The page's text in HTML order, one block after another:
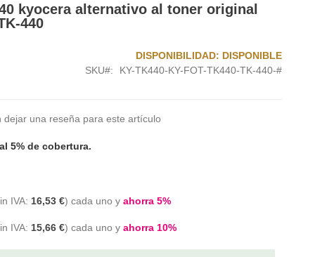
kyocera alternativo al toner original
440
DISPONIBILIDAD: DISPONIBLE
SKU
KY-TK440-KY-FOT-TK440-TK-440-#
dejar una reseña para este artículo
5% de cobertura.
16,53 € cada uno y ahorra 5%
15,66 € cada uno y ahorra 10%